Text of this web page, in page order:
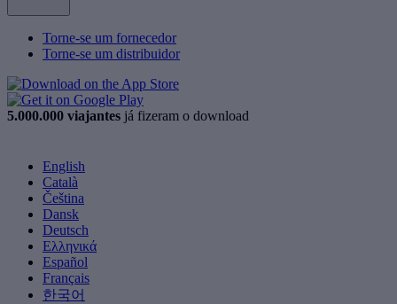
Torne-se um fornecedor
Torne-se um distribuidor
5.000.000 viajantes já fizeram o download
English
Català
Čeština
Dansk
Deutsch
Ελληνικά
Español
Français
한국어